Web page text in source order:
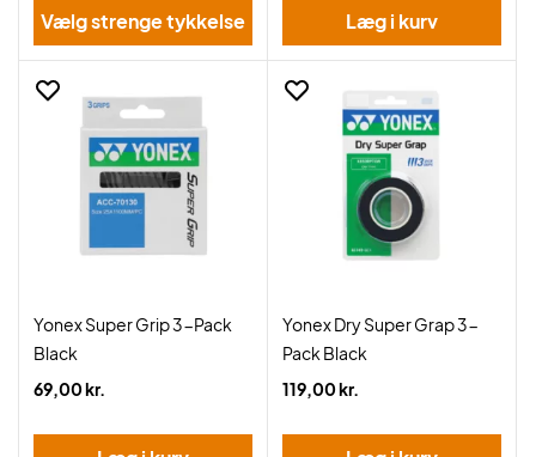
Vælg strenge tykkelse Læg i kurv
Yonex Super Grip 3-Pack
Black
69,00 kr.
Yonex Dry Super Grap 3-
Pack Black
119,00 kr.